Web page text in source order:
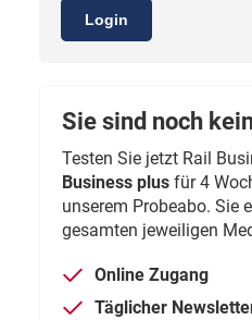
Login
Sie sind noch
Testen Sie jetzt Rail
Business plus für 4
unserem Probeabo. Sie
gesamten jeweiligen
Online Zugang
Täglicher